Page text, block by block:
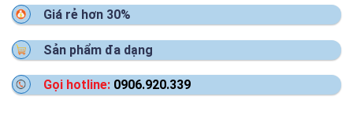
Giá rẻ hơn 30%
Sản phẩm đa dạng
Gọi hotline: 0906.920.339